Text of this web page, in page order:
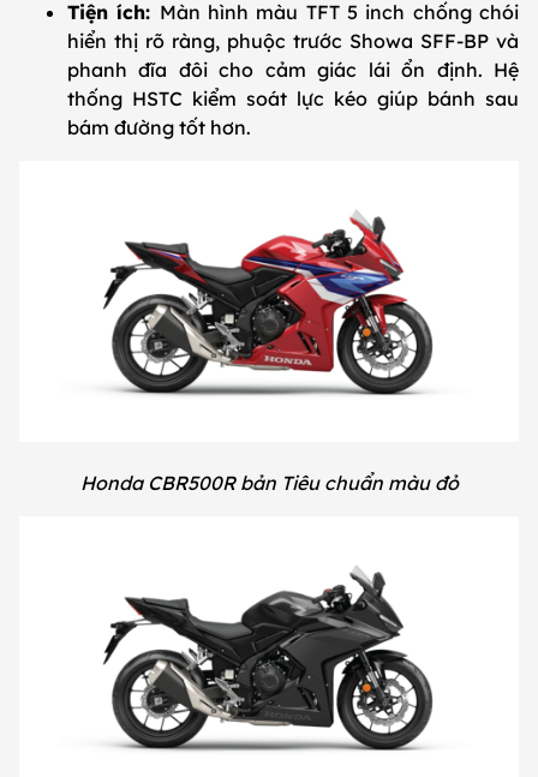
Tiện ích: Màn hình màu TFT 5 inch chống chói
hiển thị rõ ràng, phuộc trước Showa SFF-BP và
phanh đĩa đôi cho cảm giác lái ổn định. Hệ
thống HSTC kiểm soát lực kéo giúp bánh sau
bám đường tốt hơn.
Honda CBR500R bản Tiêu chuẩn màu đỏ